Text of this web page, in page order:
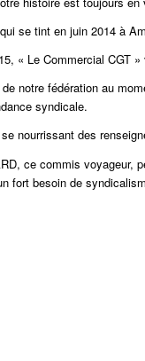
se tint en juin 2014 à
« Le Commercial CGT
notre fédération au
syndicale.
nourrissant des
ce commis voyageur,
fort besoin de